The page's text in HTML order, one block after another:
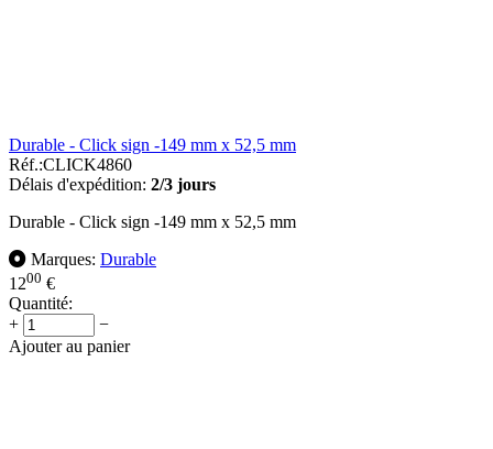
Durable - Click sign -149 mm x 52,5 mm
Réf.:CLICK4860
Délais d'expédition: 2/3 jours
Durable - Click sign -149 mm x 52,5 mm
Marques: Durable
1200 €
Quantité:
+
−
Ajouter au panier